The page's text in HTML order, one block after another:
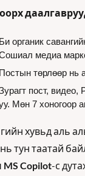
органик
медиа
төрлөөр нь
пост, видео,
Мөн 7 хоногоор
хувьд аль
тун таатай
Copilot-с